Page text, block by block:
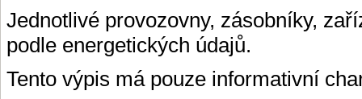
Jednotlivé provozovny, zásobníky,
podle energetických údajů.
Tento výpis má pouze informativní